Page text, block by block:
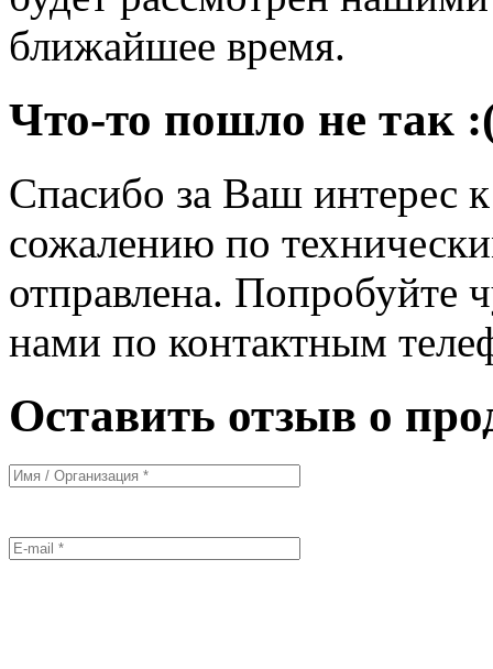
ближайшее время.
Что-то пошло не так
Спасибо за Ваш интерес
сожалению по
отправлена. Попробуйте
нами по контактным
Оставить отзыв о